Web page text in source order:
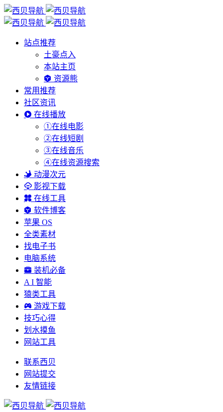
站点推荐
土豪点入
本站主页
资源熊
常用推荐
社区资讯
在线播放
①在线电影
②在线短剧
③在线音乐
④在线资源搜索
动漫次元
影视下载
在线工具
软件博客
苹果 OS
全类素材
找电子书
电脑系统
装机必备
A I 智能
猿类工具
游戏下载
技巧心得
划水摸鱼
网站工具
联系西贝
网站提交
友情链接